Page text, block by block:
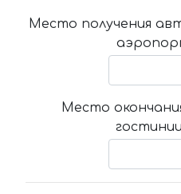
Место получения
Место